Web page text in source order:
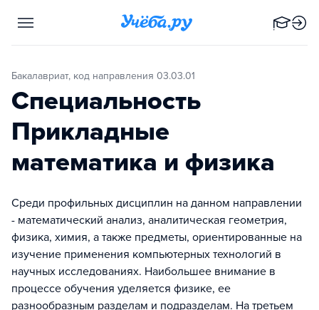
Бакалавриат, код направления 03.03.01
Специальность
Прикладные
математика и физика
Среди профильных дисциплин на данном направлении
- математический анализ, аналитическая геометрия,
физика, химия, а также предметы, ориентированные на
изучение применения компьютерных технологий в
научных исследованиях. Наибольшее внимание в
процессе обучения уделяется физике, ее
разнообразным разделам и подразделам. На третьем